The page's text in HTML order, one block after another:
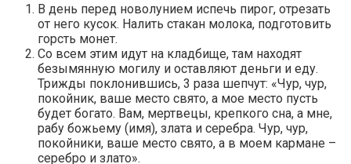
В день перед новолунием испечь пирог, отрезать
от него кусок. Налить стакан молока, подготовить
горсть монет.
Со всем этим идут на кладбище, там находят
безымянную могилу и оставляют деньги и еду.
Трижды поклонившись, 3 раза шепчут: «Чур, чур,
покойник, ваше место свято, а мое место пусть
будет богато. Вам, мертвецы, крепкого сна, а мне,
рабу божьему (имя), злата и серебра. Чур, чур,
покойники, ваше место свято, а в моем кармане –
серебро и злато».